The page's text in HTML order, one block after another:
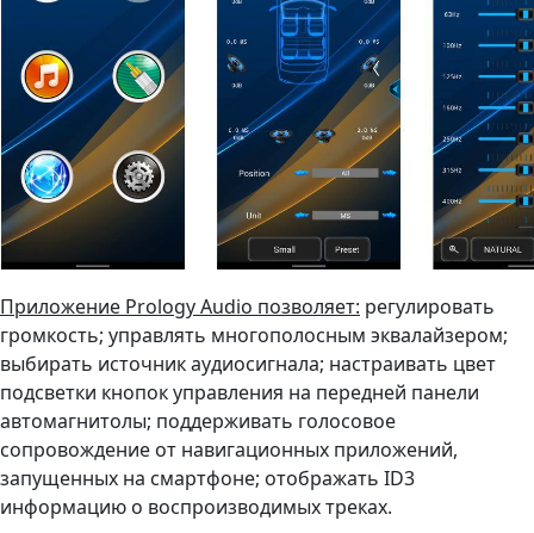
Приложение Prology Audio позволяет: регулировать
громкость; управлять многополосным эквалайзером;
выбирать источник аудиосигнала; настраивать цвет
подсветки кнопок управления на передней панели
автомагнитолы; поддерживать голосовое
сопровождение от навигационных приложений,
запущенных на смартфоне; отображать ID3
информацию о воспроизводимых треках.